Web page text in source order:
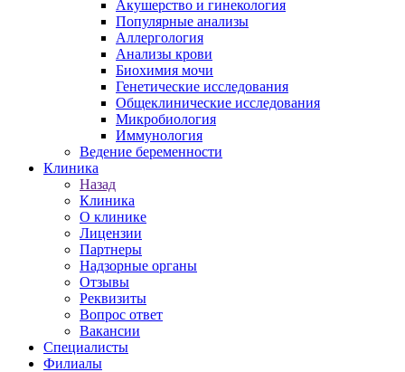
Акушерство и гинекология
Популярные анализы
Аллергология
Анализы крови
Биохимия мочи
Генетические исследования
Общеклинические исследования
Микробиология
Иммунология
Ведение беременности
Клиника
Назад
Клиника
О клинике
Лицензии
Партнеры
Надзорные органы
Отзывы
Реквизиты
Вопрос ответ
Вакансии
Специалисты
Филиалы